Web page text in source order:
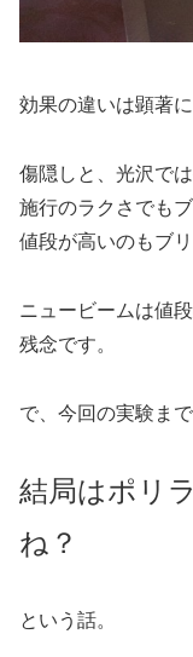
効果の違いは顕著に
傷隠しと、光沢で
施行のラクさでも
値段が高いのもブリ
ニュービームは値
残念です。
で、今回の実験ま
結局はポリ
ね？
という話。